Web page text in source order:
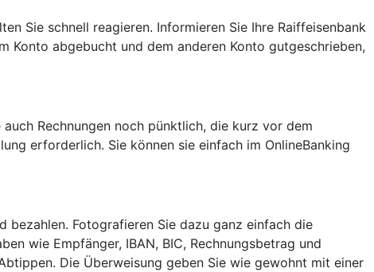
Sie schnell reagieren. Informieren Sie Ihre Raiffeisenbank
Konto abgebucht und dem anderen Konto gutgeschrieben,
Rechnungen noch pünktlich, die kurz vor dem
erforderlich. Sie können sie einfach im OnlineBanking
bezahlen. Fotografieren Sie dazu ganz einfach die
wie Empfänger, IBAN, BIC, Rechnungsbetrag und
Die Überweisung geben Sie wie gewohnt mit einer